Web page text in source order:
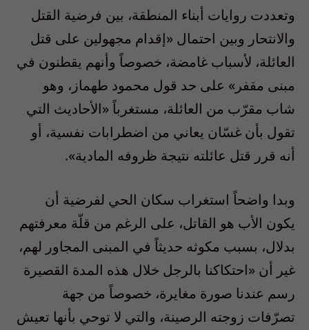
وتعددت روايات أبناء المنطقة، بين فرضية القتل
والانتحار وبين احتمال «إقدام مجهولين على قتل
العائلة، لأسباب غامضة، خصوصاً وأنهم يقطنون في
مبنى مقفر» على حد قول محمود طهماز، وهو
شاب مقرّب من العائلة، مستغرباً «الأحاديث التي
تقول بأن غسّان يعاني من اضطرابات نفسية، أو
أنه قرر قتل عائلته نتيجة ظروفه المادية».
وبدا واضحاً استغراب سكان الحي لفرضية أن
يكون الأب هو القاتل، على الرغم من قلّة معرفتهم
بدلال، بسبب مكوثه حديثاً في المبنى المجاور لهم،
غير أن «احتكاكنا بالرجل خلال هذه المدة القصيرة
رسم عندنا صورة مغايرة، خصوصاً من جهة
تصرّفات زوجته الرصينة، والتي لا توحي بأنها تعيش